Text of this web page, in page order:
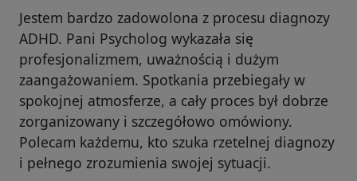
Jestem bardzo zadowolona z procesu diagnozy
ADHD. Pani Psycholog wykazała się
profesjonalizmem, uważnością i dużym
zaangażowaniem. Spotkania przebiegały w
spokojnej atmosferze, a cały proces był dobrze
zorganizowany i szczegółowo omówiony.
Polecam każdemu, kto szuka rzetelnej diagnozy
i pełnego zrozumienia swojej sytuacji.